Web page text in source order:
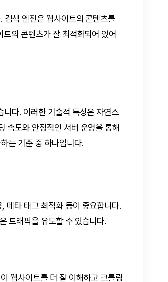
검색 엔진은 웹사이트의 콘텐츠를
의 콘텐츠가 잘 최적화되어 있어
니다. 이러한 기술적 특성은 자연스
속도와 안정적인 서버 운영을 통해
는 기준 중 하나입니다.
메타 태그 최적화 등이 중요합니다.
트래픽을 유도할 수 있습니다.
웹사이트를 더 잘 이해하고 크롤링